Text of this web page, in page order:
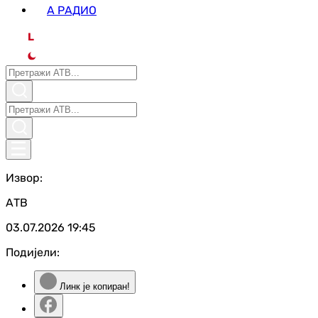
А РАДИО
L
Извор:
АТВ
03.07.2026 19:45
Подијели:
Линк је копиран!